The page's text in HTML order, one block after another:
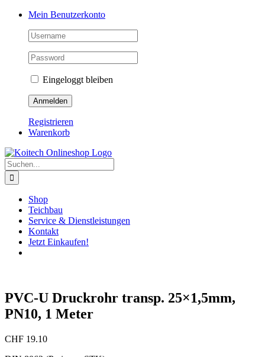
Skip
Mein Benutzerkonto
Eingeloggt bleiben
Registrieren
Warenkorb
Suche
nach:
Shop
Teichbau
Service & Dienstleistungen
Kontakt
Jetzt Einkaufen!
PVC-U Druckrohr transp. 25×1,5mm,
PN10, 1 Meter
CHF 19.10